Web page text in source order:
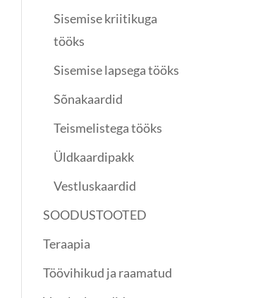
Sisemise kriitikuga
tööks
Sisemise lapsega tööks
Sõnakaardid
Teismelistega tööks
Üldkaardipakk
Vestluskaardid
SOODUSTOOTED
Teraapia
Töövihikud ja raamatud